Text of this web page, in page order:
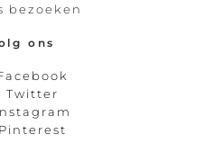
bezoeken
ons
Twitter
Pinterest